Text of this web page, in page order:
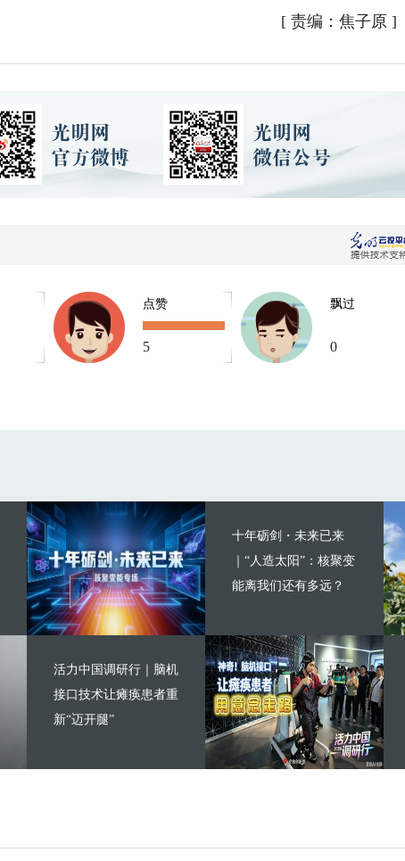
[ 责编：焦子原 ]
点赞
5
飘过
0
十年砺剑・未来已来
｜“人造太阳”：核聚变
能离我们还有多远？
活力中国调研行｜脑机
接口技术让瘫痪患者重
新“迈开腿”